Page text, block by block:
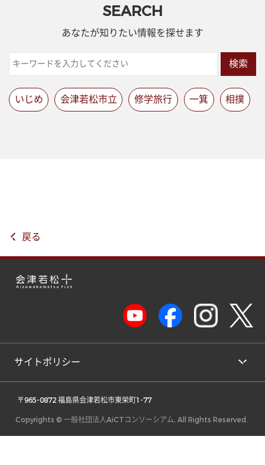
SEARCH
あなたが知りたい情報を探せます
検索
いじめ 会津若松市立 修学旅行 一箕 相撲
戻る
サイトポリシー
〒965-0872 福島県会津若松市東栄町1-77
Copyrights © 一般社団法人AiCTコンソーシアム, All Rights Reserved.